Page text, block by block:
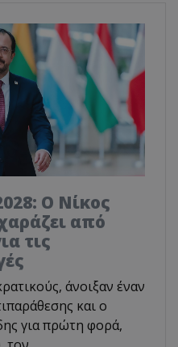
Ο Νίκος
από
τις
άνοιξαν έναν
και ο
για πρώτη φορά,